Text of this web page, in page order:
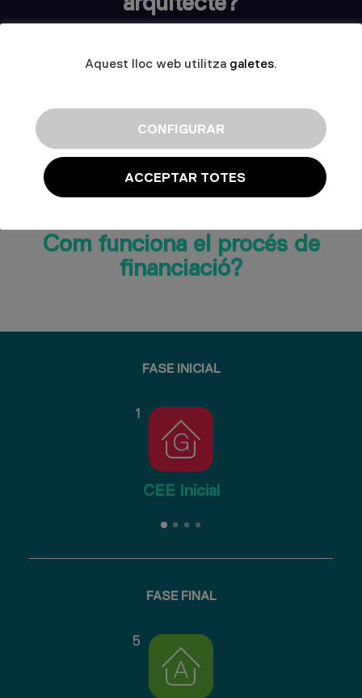
Millora l'il·luminació i la
ventilació
Com funciona el procés de
financiació?
FASE INICIAL
CEE Inicial
FASE FINAL
Aquest lloc web utilitza galetes.
CONFIGURAR
ACCEPTAR TOTES